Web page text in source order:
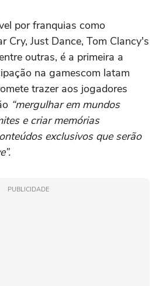
por franquias como
Cry, Just Dance, Tom Clancy's
outras, é a primeira a
na gamescom latam
trazer aos jogadores
“mergulhar em mundos
e criar memórias
exclusivos que serão
PUBLICIDADE